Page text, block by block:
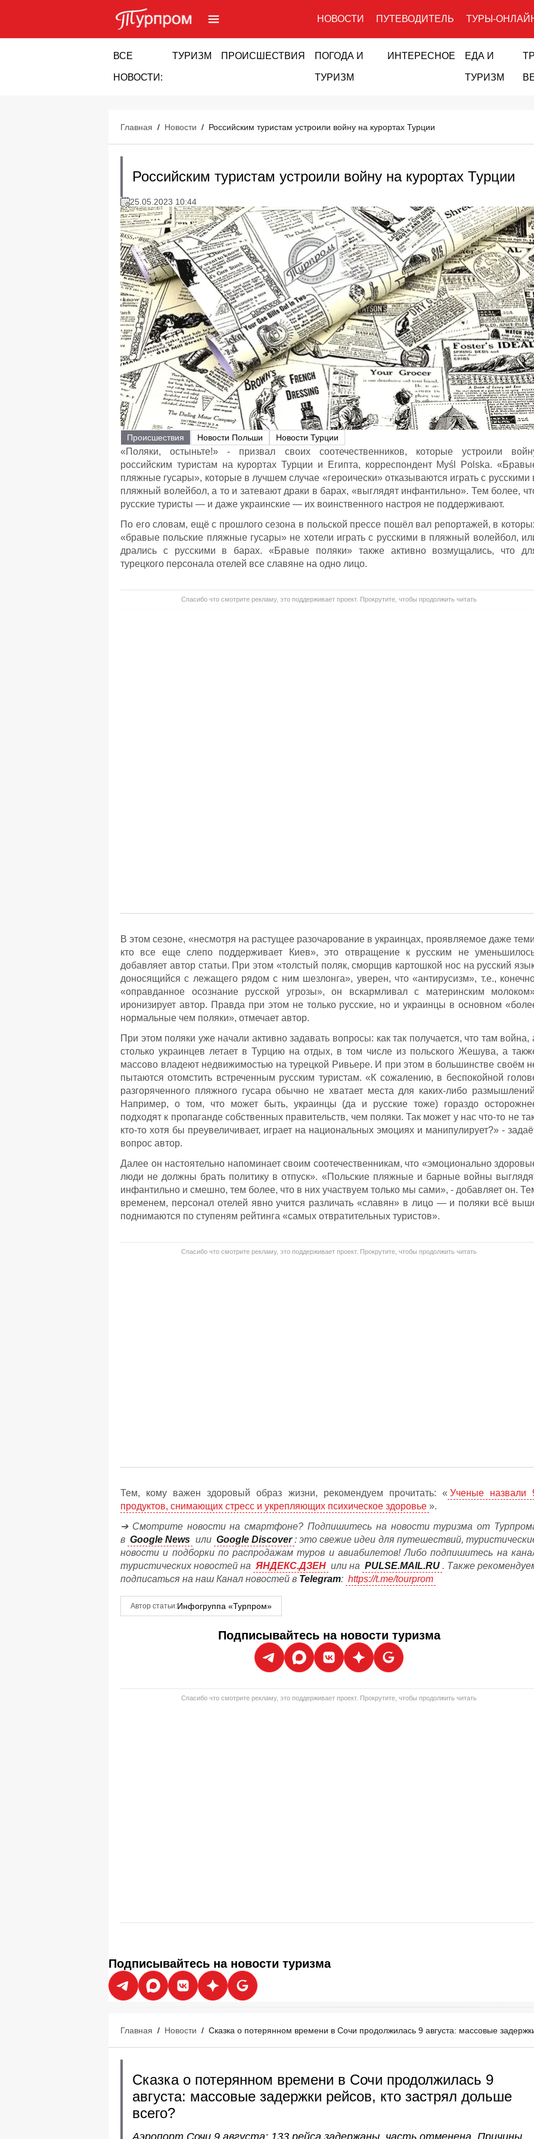
НОВОСТИ ПУТЕВОДИТЕЛЬ ТУРЫ-
ВСЕ
НОВОСТИ:
ТУРИЗМ ПРОИСШЕСТВИЯ ПОГОДА И
ТУРИЗМ
ИНТЕРЕСНОЕ ЕДА И
ТУРИЗМ
Главная / Новости / Российским туристам устроили войну на курортах Турции
Российским туристам устроили войну на курортах Турции
25.05.2023 10:44
Происшествия Новости Польши Новости Турции
«Поляки, остыньте!» - призвал своих соотечественников, которые устроили
российским туристам на курортах Турции и Египта, корреспондент Myśl Polska.
пляжные гусары», которые в лучшем случае «героически» отказываются играть с русскими
пляжный волейбол, а то и затевают драки в барах, «выглядят инфантильно». Тем более,
русские туристы — и даже украинские — их воинственного настроя не поддерживают.
По его словам, ещё с прошлого сезона в польской прессе пошёл вал репортажей, в
«бравые польские пляжные гусары» не хотели играть с русскими в пляжный волейбол,
дрались с русскими в барах. «Бравые поляки» также активно возмущались, что
турецкого персонала отелей все славяне на одно лицо.
Спасибо что смотрите рекламу, это поддерживает проект. Прокрутите, чтобы продолжить читать
В этом сезоне, «несмотря на растущее разочарование в украинцах, проявляемое даже
кто все еще слепо поддерживает Киев», это отвращение к русским не
добавляет автор статьи. При этом «толстый поляк, сморщив картошкой нос на русский
доносящийся с лежащего рядом с ним шезлонга», уверен, что «антирусизм», т.е.,
«оправданное осознание русской угрозы», он вскармливал с материнским
иронизирует автор. Правда при этом не только русские, но и украинцы в основном
нормальные чем поляки», отмечает автор.
При этом поляки уже начали активно задавать вопросы: как так получается, что там война,
столько украинцев летает в Турцию на отдых, в том числе из польского Жешува, а
массово владеют недвижимостью на турецкой Ривьере. И при этом в большинстве своём
пытаются отомстить встреченным русским туристам. «К сожалению, в беспокойной
разгоряченного пляжного гусара обычно не хватает места для каких-либо
Например, о том, что может быть, украинцы (да и русские тоже) гораздо
подходят к пропаганде собственных правительств, чем поляки. Так может у нас что-то не
кто-то хотя бы преувеличивает, играет на национальных эмоциях и манипулирует?» -
вопрос автор.
Далее он настоятельно напоминает своим соотечественникам, что «эмоционально
люди не должны брать политику в отпуск». «Польские пляжные и барные войны
инфантильно и смешно, тем более, что в них участвуем только мы сами», - добавляет он.
временем, персонал отелей явно учится различать «славян» в лицо — и поляки всё
поднимаются по ступеням рейтинга «самых отвратительных туристов».
Спасибо что смотрите рекламу, это поддерживает проект. Прокрутите, чтобы продолжить читать
Тем, кому важен здоровый образ жизни, рекомендуем прочитать: « Ученые назвали
продуктов, снимающих стресс и укрепляющих психическое здоровье ».
➔ Смотрите новости на смартфоне? Подпишитесь на новости туризма от
в Google News или Google Discover : это свежие идеи для путешествий,
новости и подборки по распродажам туров и авиабилетов! Либо подпишитесь на
туристических новостей на ЯНДЕКС.ДЗЕН или на PULSE.MAIL.RU . Также
подписаться на наш Канал новостей в Telegram: https://t.me/tourprom
Автор статьи:Инфогруппа «Турпром»
Подписывайтесь на новости туризма
Спасибо что смотрите рекламу, это поддерживает проект. Прокрутите, чтобы продолжить читать
Подписывайтесь на новости туризма
Главная / Новости / Сказка о потерянном времени в Сочи продолжилась 9 августа: массовые
Сказка о потерянном времени в Сочи продолжилась 9
августа: массовые задержки рейсов, кто застрял дольше
всего?
Аэропорт Сочи 9 августа: 133 рейса задержаны, часть отменена. Причины